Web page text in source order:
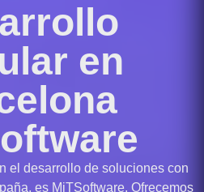
en
el desarrollo de soluciones con
es MiTSoftware. Ofrecemos